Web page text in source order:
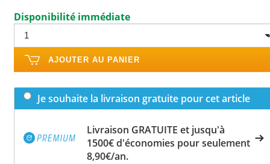
Disponibilité immédiate
AJOUTER AU PANIER
Je souhaite la livraison gratuite pour cet article
Livraison GRATUITE et jusqu'à
1500€ d'économies pour seulement
8,90€/an.